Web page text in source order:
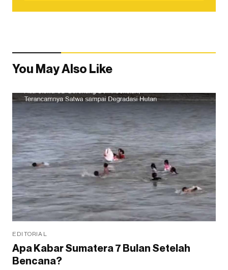
You May Also Like
EDITORIAL
Apa Kabar Sumatera 7 Bulan Setelah
Bencana?